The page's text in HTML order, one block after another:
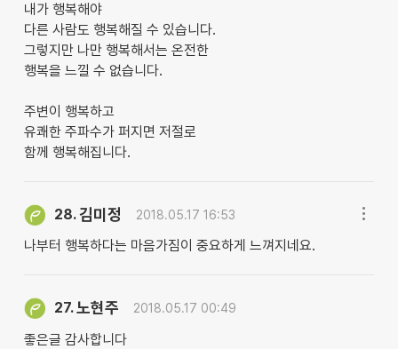
내가 행복해야
다른 사람도 행복해질 수 있습니다.
그렇지만 나만 행복해서는 온전한
행복을 느낄 수 없습니다.
주변이 행복하고
유쾌한 주파수가 퍼지면 저절로
함께 행복해집니다.
28.김미정 2018.05.17 16:53
나부터 행복하다는 마음가짐이 중요하게 느껴지네요.
27.노현주 2018.05.17 00:49
좋은글 감사합니다